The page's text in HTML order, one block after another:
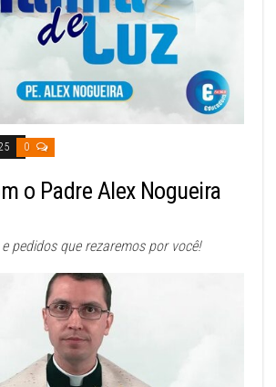
0
o Padre Alex Nogueira
pedidos que rezaremos por você!